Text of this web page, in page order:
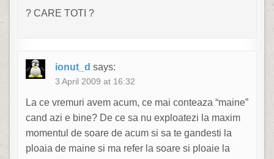
? CARE TOTI ?
ionut_d says:
3 April 2009 at 16:32
La ce vremuri avem acum, ce mai conteaza “maine”
cand azi e bine? De ce sa nu exploatezi la maxim
momentul de soare de acum si sa te gandesti la
ploaia de maine si ma refer la soare si ploaie la